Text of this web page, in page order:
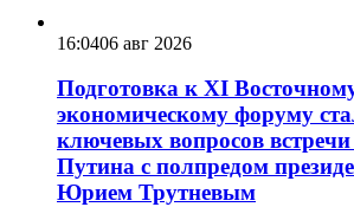
16:0406 авг 2026
Подготовка к XI
экономическому форуму
ключевых вопросов
Путина с полпредом
Юрием Трутневым